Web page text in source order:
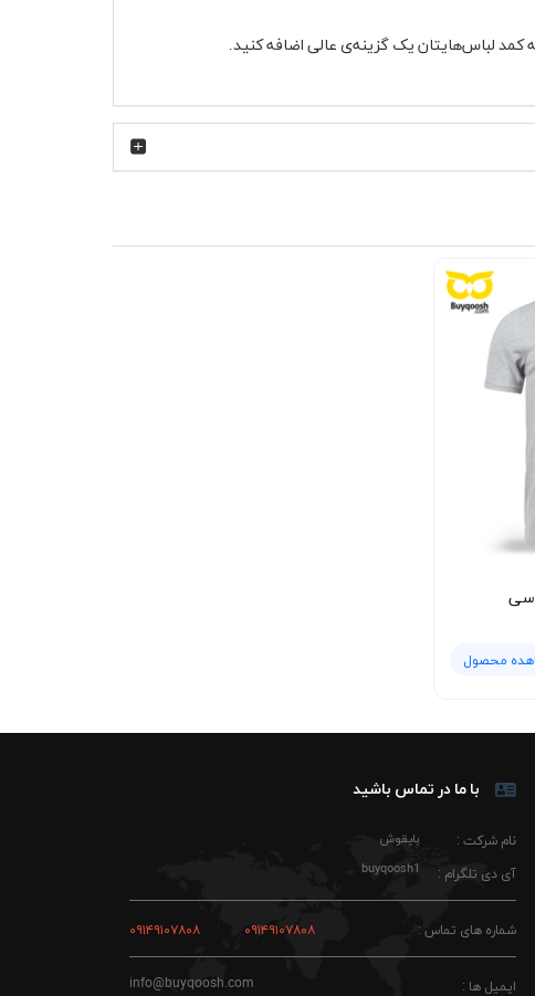
کمد لباس‌هایتان یک گزینه‌ی عالی اضافه کنید.
محصول
با ما در تماس باشید
نام شرکت :
آی دی تلگرام :
بایقوش
buyqoosh1
شماره های تماس : ۰۹۱۴۹۱۰۷۸۰۸ ۰۹۱۴۹۱۰۷۸۰۸
ایمیل ها : info@buyqoosh.com